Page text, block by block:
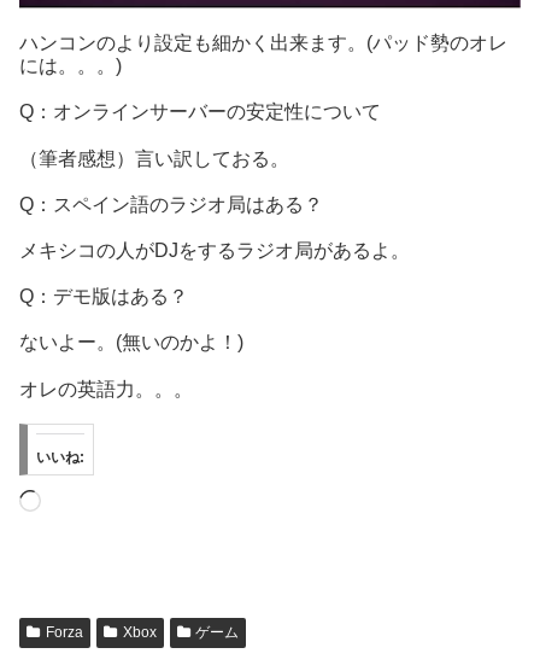
ハンコンのより設定も細かく出来ます。(パッド勢のオレ
には。。。)
Q：オンラインサーバーの安定性について
（筆者感想）言い訳しておる。
Q：スペイン語のラジオ局はある？
メキシコの人がDJをするラジオ局があるよ。
Q：デモ版はある？
ないよー。(無いのかよ！)
オレの英語力。。。
いいね:
読
Forza Xbox ゲーム